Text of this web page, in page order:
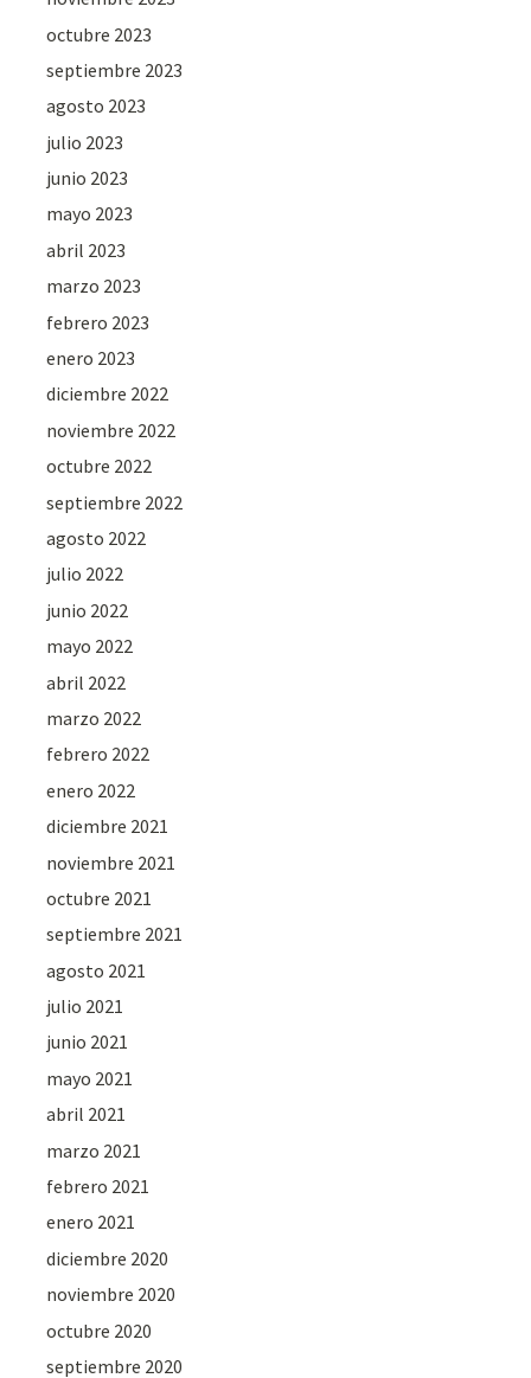
octubre 2023
septiembre 2023
agosto 2023
julio 2023
junio 2023
mayo 2023
abril 2023
marzo 2023
febrero 2023
enero 2023
diciembre 2022
noviembre 2022
octubre 2022
septiembre 2022
agosto 2022
julio 2022
junio 2022
mayo 2022
abril 2022
marzo 2022
febrero 2022
enero 2022
diciembre 2021
noviembre 2021
octubre 2021
septiembre 2021
agosto 2021
julio 2021
junio 2021
mayo 2021
abril 2021
marzo 2021
febrero 2021
enero 2021
diciembre 2020
noviembre 2020
octubre 2020
septiembre 2020